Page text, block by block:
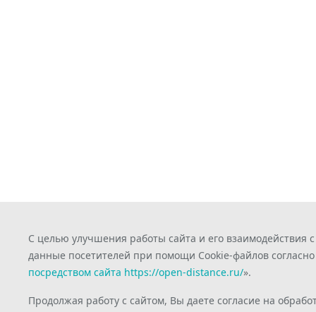
С целью улучшения работы сайта и его
данные посетителей при помощи Cookie-файлов согласно
посредством сайта https://open-distance.ru/».
Продолжая работу с сайтом, Вы даете согласие на